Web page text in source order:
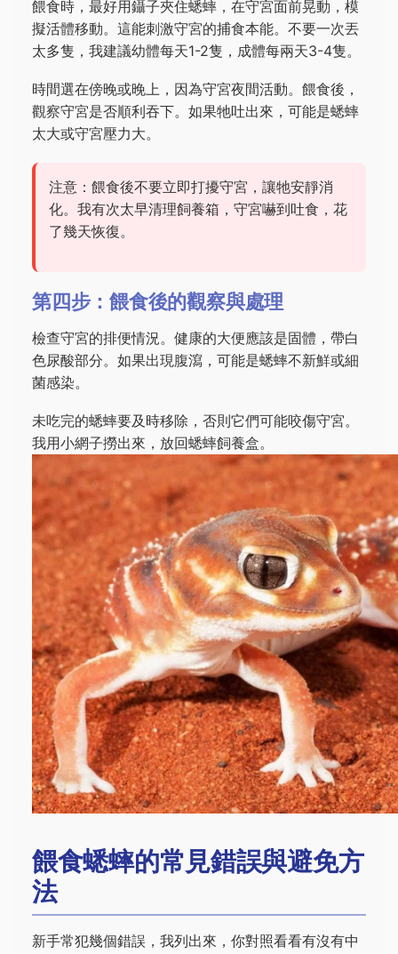
餵食時，最好用鑷子夾住蟋蟀，在守宮面前晃動，模
擬活體移動。這能刺激守宮的捕食本能。不要一次丟
太多隻，我建議幼體每天1-2隻，成體每兩天3-4隻。
時間選在傍晚或晚上，因為守宮夜間活動。餵食後，
觀察守宮是否順利吞下。如果牠吐出來，可能是蟋蟀
太大或守宮壓力大。
注意：餵食後不要立即打擾守宮，讓牠安靜消
化。我有次太早清理飼養箱，守宮嚇到吐食，花
了幾天恢復。
第四步：餵食後的觀察與處理
檢查守宮的排便情況。健康的大便應該是固體，帶白
色尿酸部分。如果出現腹瀉，可能是蟋蟀不新鮮或細
菌感染。
未吃完的蟋蟀要及時移除，否則它們可能咬傷守宮。
我用小網子撈出來，放回蟋蟀飼養盒。
餵食蟋蟀的常見錯誤與避免方
法
新手常犯幾個錯誤，我列出來，你對照看看有沒有中